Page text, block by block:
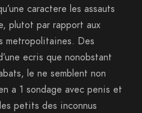
caractere les assauts
plutot par rapport aux
metropolitaines. Des
ecris que nonobstant
le ne semblent non
a 1 sondage avec penis et
petits des inconnus